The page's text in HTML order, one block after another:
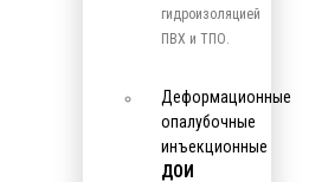
гидроизоляцией
ПВХ и ТПО.
Деформационные
опалубочные
инъекционные
ДОИ